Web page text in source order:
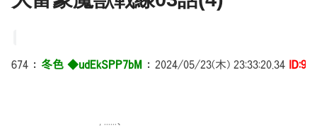
674 ： 冬色 ◆udEkSPP7bM ： 2024/05/23(木) 23:33:20.34